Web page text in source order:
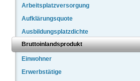
Arbeitsplatzversorgung
Aufklärungsquote
Ausbildungsplatzdichte
Bruttoinlandsprodukt
Einwohner
Erwerbstätige